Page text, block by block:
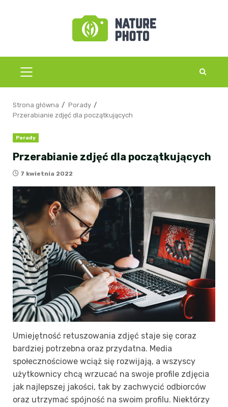
MENU
GŁÓWNE
Strona główna
Porady
Przerabianie zdjęć dla początkujących
Porady
Przerabianie zdjęć dla początkujących
7 kwietnia 2022
Umiejętność retuszowania zdjęć staje się coraz
bardziej potrzebna oraz przydatna. Media
społecznościowe wciąż się rozwijają, a wszyscy
użytkownicy chcą wrzucać na swoje profile zdjęcia
jak najlepszej jakości, tak by zachwycić odbiorców
oraz utrzymać spójność na swoim profilu. Niektórzy